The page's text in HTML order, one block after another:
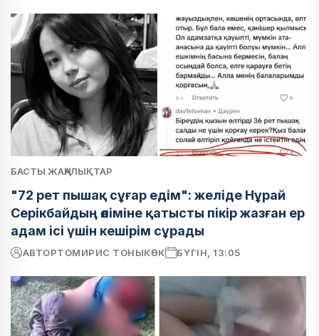
БАСТЫ ЖАҢАЛЫҚТАР
"72 рет пышақ сұғар едім": желіде Нұрай
Серікбайдың өліміне қатысты пікір жазған ер
адам ісі үшін кешірім сұрады
АВТОРТОМИРИС ТОНЫКӨК БҮГІН, 13:05